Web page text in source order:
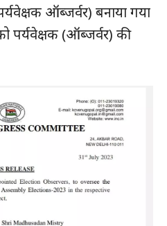
ऑब्जर्वर) बनाया गया
पर्यवेक्षक (ऑब्जर्वर) की